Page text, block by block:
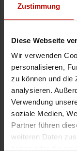
Zustimmung
Diese Webseite
Wir verwenden
personalisieren,
zu können und die
analysieren.
Verwendung
soziale Medien,
Partner führen
weiteren Daten